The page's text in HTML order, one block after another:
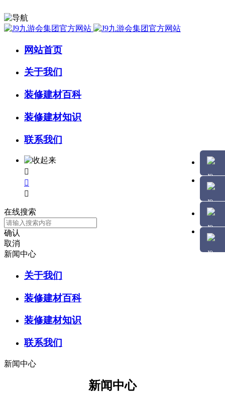
网站首页
关于我们
装修建材百科
装修建材知识
联系我们



在线搜索
确认
取消
新闻中心
关于我们
装修建材百科
装修建材知识
联系我们
新闻中心
新闻中心